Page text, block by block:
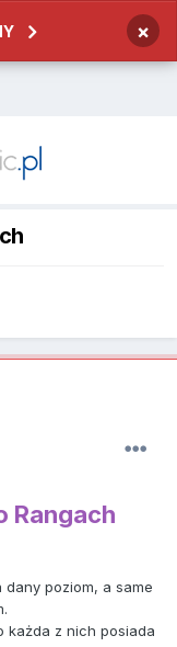
×
Rangach
poziom, a same
każda z nich posiada